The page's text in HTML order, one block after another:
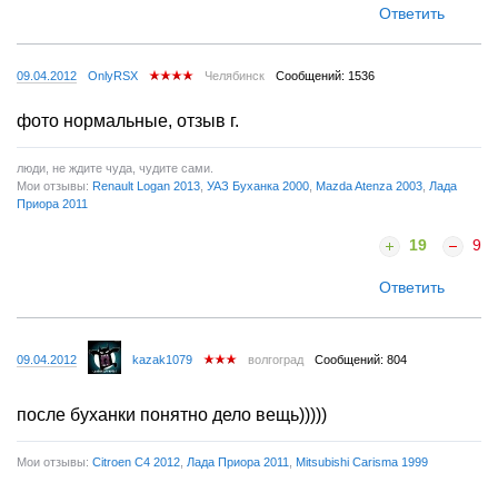
Ответить
09.04.2012 OnlyRSX Челябинск Сообщений: 1536
фото нормальные, отзыв г.
люди, не ждите чуда, чудите сами.
Мои отзывы: Renault Logan 2013 УАЗ Буханка 2000 Mazda Atenza 2003 Лада
Приора 2011
19 9
Ответить
09.04.2012 kazak1079 волгоград Сообщений: 804
после буханки понятно дело вещь)))))
Мои отзывы: Citroen C4 2012 Лада Приора 2011 Mitsubishi Carisma 1999